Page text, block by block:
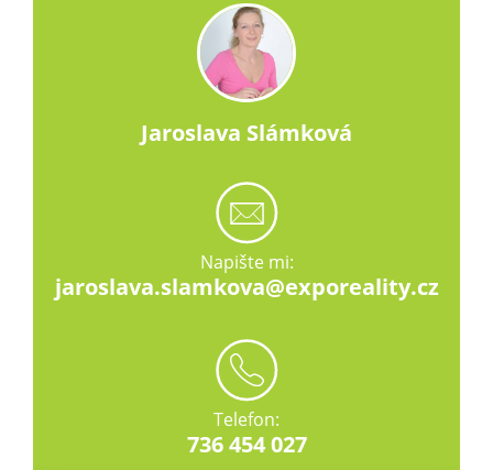
Jaroslava Slámková
Napište mi:
jaroslava.slamkova@exporeality.cz
Telefon:
736 454 027